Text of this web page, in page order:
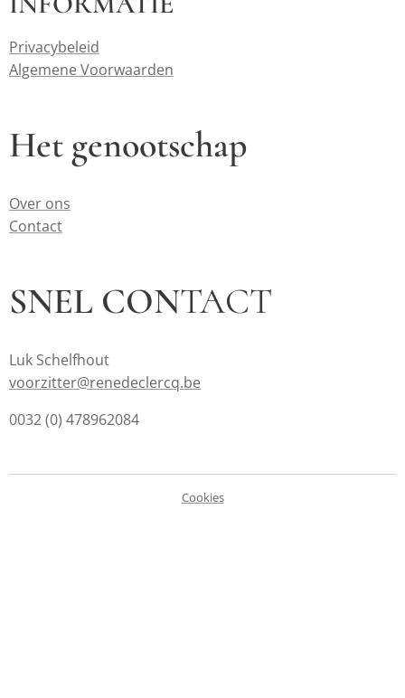
Privacybeleid
Algemene Voorwaarden
Het genootschap
Over ons
Contact
SNEL CONTACT
Luk Schelfhout
voorzitter@renedeclercq.be
0032 (0) 478962084
Cookies